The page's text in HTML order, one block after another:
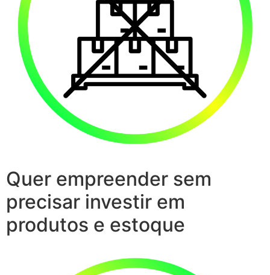
Quer empreender sem
precisar investir em
produtos e estoque